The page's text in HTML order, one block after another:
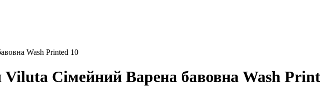
Wash Printed 10
Viluta Сімейний Варена бавовна Wash